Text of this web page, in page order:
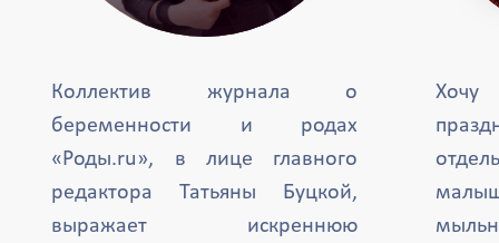
Коллектив журнала о
беременности и родах
«Роды.ru», в лице главного
редактора Татьяны Буцкой,
выражает искреннюю